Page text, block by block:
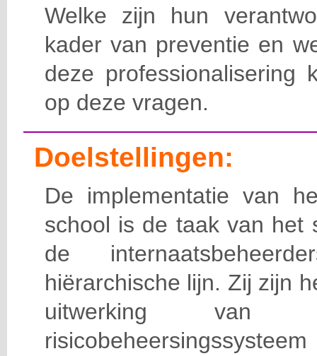
Welke zijn hun
kader van preventie en
deze professionalisering
op deze vragen.
Doelstellingen:
De implementatie van
school is de taak van het
de
hiërarchische lijn. Zij zijn
uitwerking van